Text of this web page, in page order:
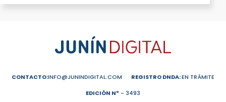
CONTACTO:INFO@JUNINDIGITAL.COM REGISTRO DNDA:EN TRÁMITE
EDICIÓN Nº - 3493